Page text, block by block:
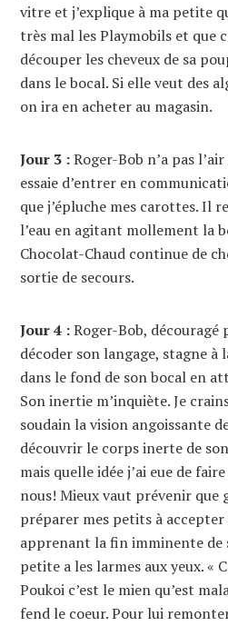
vitre et j’explique à ma petite
très mal les Playmobils et que
découper les cheveux de sa
dans le bocal. Si elle veut des
on ira en acheter au magasin.
Jour 3 :Roger-Bob n’a pas
essaie d’entrer en
que j’épluche mes carottes. Il
l’eau en agitant mollement la
Chocolat-Chaud continue de
sortie de secours.
Jour 4 :Roger-Bob,
décoder son langage, stagne à
dans le fond de son bocal en
Son inertie m’inquiète. Je
soudain la vision angoissante
découvrir le corps inerte de
mais quelle idée j’ai eue de
nous! Mieux vaut prévenir que
préparer mes petits à accepter
apprenant la fin imminente de
petite a les larmes aux yeux. «
Poukoi c’est le mien qu’est
fend le coeur. Pour lui